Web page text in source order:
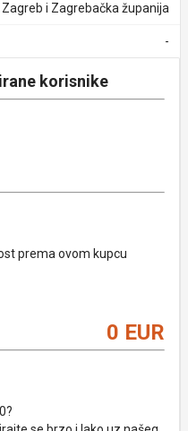
Zagreb i Zagrebačka županija
-
korisnike
prema ovom kupcu
0 EUR